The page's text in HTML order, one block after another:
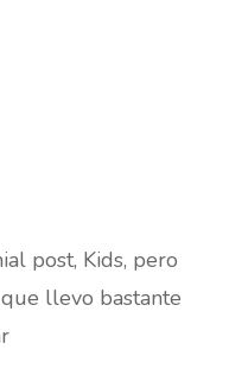
post, Kids, pero
llevo bastante